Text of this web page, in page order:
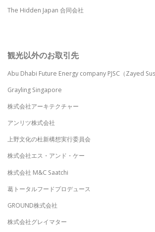
The Hidden Japan 合同会社
観光以外のお取引先
Abu Dhabi Future Energy company PJSC（Zayed
Grayling Singapore
株式会社アーキテクチャー
アンリツ株式会社
上野文化の杜新構想実行委員会
株式会社エス・アンド・ケー
株式会社 M&C Saatchi
葛トータルフードプロデュース
GROUND株式会社
株式会社グレイマター